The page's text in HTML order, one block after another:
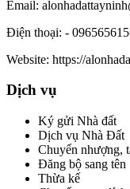
Email:
Điện thoại: -
Website: https://
Dịch vụ
Ký gửi Nhà đất
Dịch vụ Nhà Đất
Chuyển nhượng,
Đăng bộ sang tên
Thừa kế